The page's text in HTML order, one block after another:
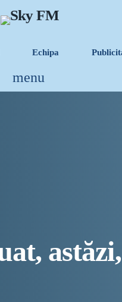
Echipa
menu
SNC a